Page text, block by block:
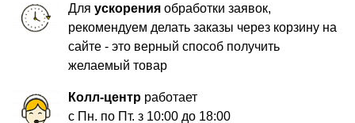
Дляускорения обработки заявок,
рекомендуем делать заказы через корзину на
сайте - это верный способ получить
желаемый товар
Колл-центр работает
с Пн. по Пт. з 10:00 до 18:00